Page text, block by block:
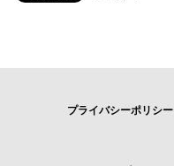
プライバシーポリシー